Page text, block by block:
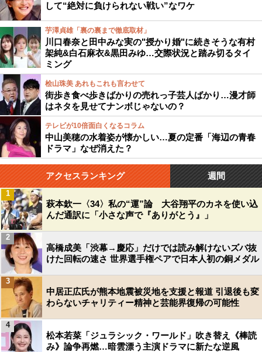
して“絶対に負けられない戦い”なワケ
芋澤貞雄「裏の裏まで徹底取材」
川口春奈と田中みな実の"授かり婚"に続きそうな有村
架純&白石麻衣&黒田みゆ…交際状況と踏み切るタイ
ミング
桧山珠美 あれもこれも言わせて
街歩き食べ歩きばかりの売れっ子芸人ばかり…漫才師
はネタを見せてナンボじゃないの？
テレビが10倍面白くなるコラム
中山美穂の水着姿が懐かしい…夏の定番「海辺の青春
ドラマ」なぜ消えた？
アクセスランキング 週間
萩本欽一〈34〉私の“運”論 大谷翔平のカネを使い込
んだ通訳に「小さな声で『ありがとう』」
1
高橋成美「渋幕→慶応」だけでは読み解けないズバ抜
けた回転の速さ 世界選手権ペアで日本人初の銅メダル
2
中居正広氏が熊本地震被災地を支援と報道 引退後も変
わらないチャリティー精神と芸能界復帰の可能性
3
松本若菜「ジュラシック・ワールド」吹き替え《棒読
み》論争再燃…暗雲漂う主演ドラマに新たな逆風
4